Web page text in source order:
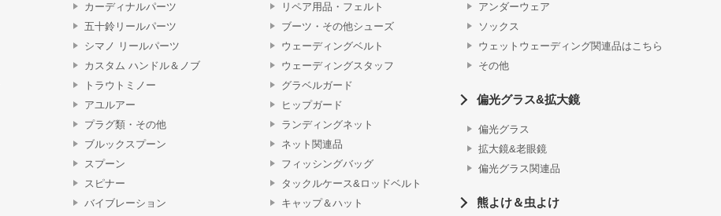
カーディナルパーツ
五十鈴リールパーツ
シマノ リールパーツ
カスタム ハンドル＆ノブ
トラウトミノー
アユルアー
プラグ類・その他
ブルックスプーン
スプーン
スピナー
バイブレーション
リペア用品・フェルト
ブーツ・その他シューズ
ウェーディングベルト
ウェーディングスタッフ
グラベルガード
ヒップガード
ランディングネット
ネット関連品
フィッシングバッグ
タックルケース&ロッドベルト
キャップ＆ハット
アンダーウェア
ソックス
ウェットウェーディング関連品はこちら
その他
偏光グラス&拡大鏡
偏光グラス
拡大鏡&老眼鏡
偏光グラス関連品
熊よけ＆虫よけ